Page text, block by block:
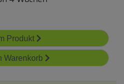
Produkt
Warenkorb